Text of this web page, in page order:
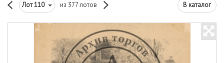
Лот110 из 377 лотов В каталог